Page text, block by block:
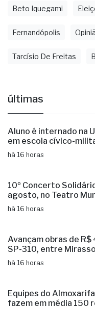
Beto Iquegami
Fernandópolis
Tarcísio De Freitas
últimas
Aluno é internado na
em escola cívico-
há 16 horas
10º Concerto
agosto, no Teatro
há 16 horas
Avançam obras de R$
SP-310, entre
há 16 horas
Equipes do
fazem em média 150